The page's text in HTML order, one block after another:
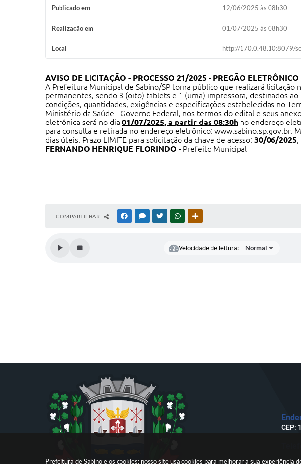
Prefeitura de Sabino e os cookies: nosso site usa cookies para melhorar a sua experiência
Publicado em 12/06/2025 às 08h30
Realização em 01/07/2025 às 08h30
Local http://170.0.48.10:8079/
AVISO DE LICITAÇÃO - PROCESSO 21/2025 - PREGÃO
A Prefeitura Municipal de Sabino/SP torna público que realizará
permanentes, sendo 8 (oito) tablets e 1 (uma) impressora, destinados
condições, quantidades, exigências e especificações estabelecidas no
Ministério da Saúde - Governo Federal, nos termos do edital e seus
eletrônica será no dia 01/07/2025, a partir das 08:30h no endereço
para consulta e retirada no endereço eletrônico: www.sabino.sp.gov.br.
dias úteis. Prazo LIMITE para solicitação da chave de acesso: 30/06/2025,
FERNANDO HENRIQUE FLORINDO - Prefeito Municipal
COMPARTILHAR FACEBOOKMESSENGER
TWITTERWHATSAPP
Velocidade de leitura:
CEP: